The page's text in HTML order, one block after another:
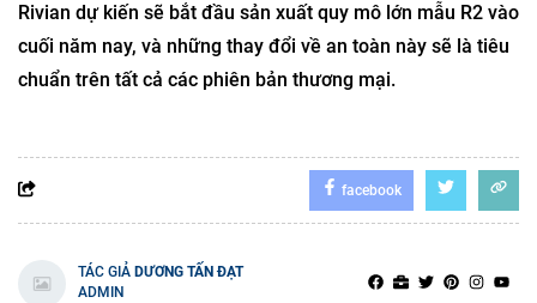
Rivian dự kiến sẽ bắt đầu sản xuất quy mô lớn mẫu R2 vào
cuối năm nay, và những thay đổi về an toàn này sẽ là tiêu
chuẩn trên tất cả các phiên bản thương mại.
facebook
TÁC GIẢ DƯƠNG TẤN ĐẠT
ADMIN